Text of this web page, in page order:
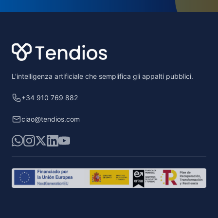
L'intelligenza artificiale che semplifica gli appalti pubblici.
+34 910 769 882
ciao@tendios.com
WhatsApp
Instagram
X LinkedIn
YouTube